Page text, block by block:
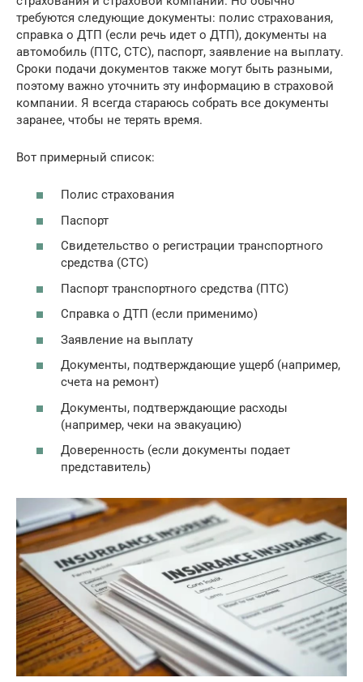
требуются следующие документы: полис страхования,
справка о ДТП (если речь идет о ДТП), документы на
автомобиль (ПТС, СТС), паспорт, заявление на выплату.
Сроки подачи документов также могут быть разными,
поэтому важно уточнить эту информацию в страховой
компании. Я всегда стараюсь собрать все документы
заранее, чтобы не терять время.
Вот примерный список:
Полис страхования
Паспорт
Свидетельство о регистрации транспортного
средства (СТС)
Паспорт транспортного средства (ПТС)
Справка о ДТП (если применимо)
Заявление на выплату
Документы, подтверждающие ущерб (например,
счета на ремонт)
Документы, подтверждающие расходы
(например, чеки на эвакуацию)
Доверенность (если документы подает
представитель)